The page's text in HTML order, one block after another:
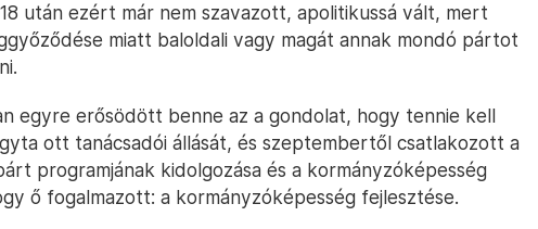
után ezért már nem szavazott, apolitikussá vált, mert
miatt baloldali vagy magát annak mondó pártot
egyre erősödött benne az a gondolat, hogy tennie kell
ott tanácsadói állását, és szeptembertől csatlakozott a
programjának kidolgozása és a kormányzóképesség
ő fogalmazott: a kormányzóképesség fejlesztése.